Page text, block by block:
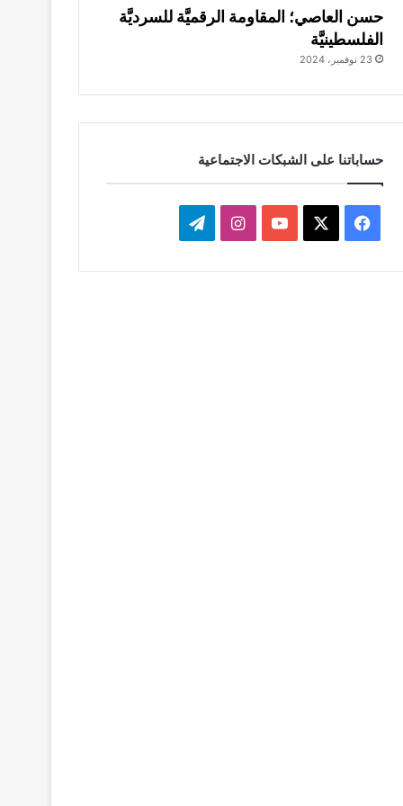
حسن العاصي؛ المقاومة الرقميَّة للسرديَّة
الفلسطينيَّة
23 نوفمبر، 2024
حساباتنا على الشبكات الاجتماعية
فيسبوك ‫YouTubeانستقرامتيلقرام